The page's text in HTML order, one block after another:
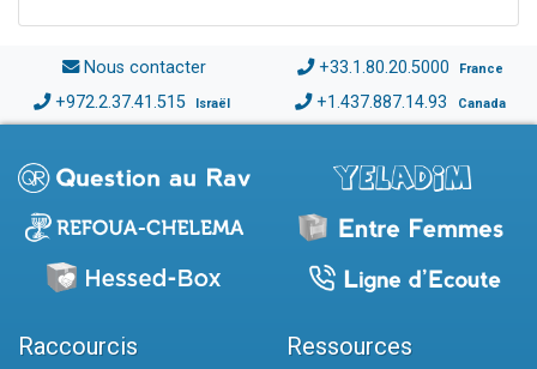
Nous contacter +33.1.80.20.5000 France
+972.2.37.41.515 Israël +1.437.887.14.93 Canada
Raccourcis Ressources